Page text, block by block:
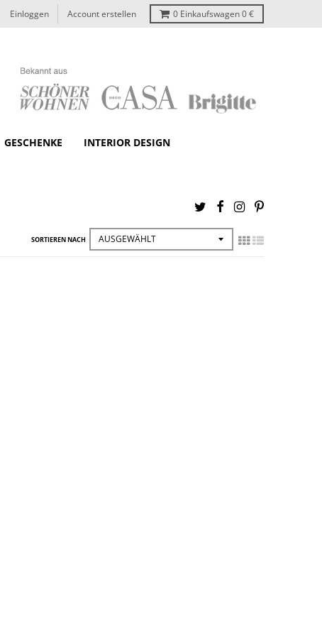
Einloggen Account erstellen 0 Einkaufswagen0 €
GESCHENKE INTERIOR DESIGN
SORTIEREN NACH